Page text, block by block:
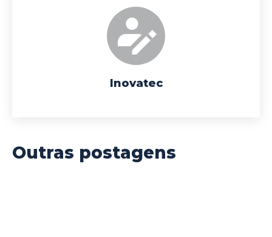
Inovatec
Outras postagens